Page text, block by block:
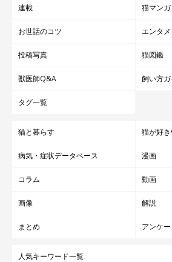
連載 猫マンガ
お世話のコツ エンタメ
投稿写真 猫図鑑
獣医師Q&A 飼い方
タグ一覧
猫と暮らす 猫が好
病気・症状データベース 漫画
コラム 動画
画像 解説
まとめ アンケー
人気キーワード一覧